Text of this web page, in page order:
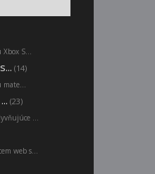
S...
(14)
mate...
(23)
...
web s...